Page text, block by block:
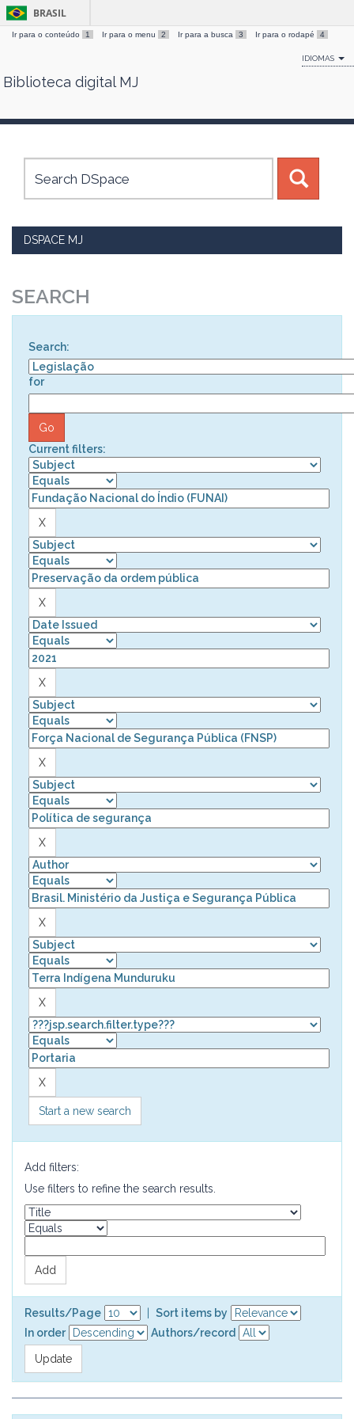
Skip
BRASIL
Ir para o conteúdo 1 Ir para o menu 2 Ir para a busca 3 Ir para o rodapé 4
IDIOMAS
Biblioteca digital MJ
DSPACE MJ
SEARCH
Search:
for
Current filters:
Start a new search
Add filters:
Use filters to refine the search results.
Results/Page
Sort items by
In order
Authors/record